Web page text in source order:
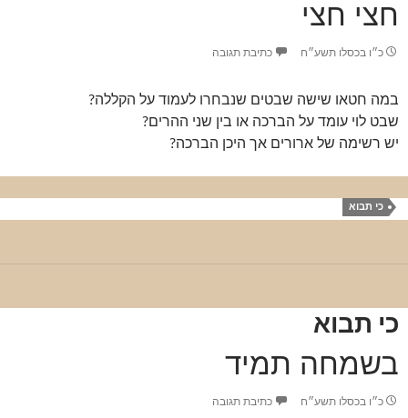
חצי חצי
כ״ו בכסלו תשע״ח כתיבת תגובה
במה חטאו שישה שבטים שנבחרו לעמוד על הקללה?
שבט לוי עומד על הברכה או בין שני ההרים?
יש רשימה של ארורים אך היכן הברכה?
כי תבוא
כי תבוא
בשמחה תמיד
כ״ו בכסלו תשע״ח כתיבת תגובה